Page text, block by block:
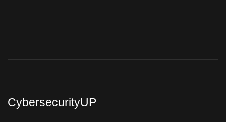
CybersecurityUP